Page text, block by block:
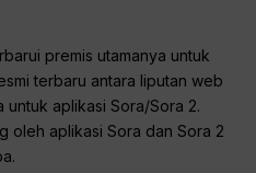
premis utamanya untuk
terbaru antara liputan web
untuk aplikasi Sora/Sora 2.
oleh aplikasi Sora dan Sora 2